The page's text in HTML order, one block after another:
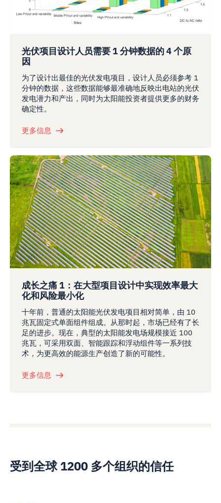
光伏项目设计人员需要 1 分钟数据的 4 个原
因
为了设计出最佳的光伏发电项目，设计人员必须参考 1
分钟的数据，这些数据能够最准确地反映出电站的光伏
发电潜力和产出，同时为太阳能投资者提供更多的财务
确定性。
更多信息
成长之痛 1：在大型项目设计中实现效率最大
化和风险最小化
十年前，普通的太阳能光伏发电项目相对简单，由 10
兆瓦固定式单面组件组成。从那时起，市场已经有了长
足的进步。现在，典型的太阳能发电场规模接近 100
兆瓦，可采用双面、智能跟踪和浮动组件等一系列技
术，为更高效的能源生产创造了新的可能性。
更多信息
受到全球 1200 多个组织的信任